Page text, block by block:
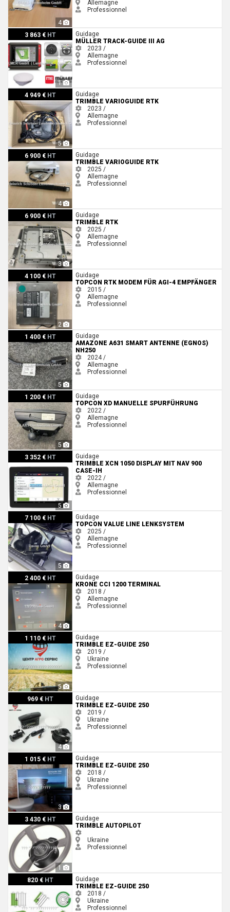
4
Allemagne
Professionnel
3 863 € HT
1
Müller TRACK-Guide III AGGuidage
MÜLLER TRACK-GUIDE III AG
2023 /
Allemagne
Professionnel
4 949 € HT
5
Trimble VARIOGUIDE RTKGuidage
TRIMBLE VARIOGUIDE RTK
2023 /
Allemagne
Professionnel
6 900 € HT
4
Trimble VARIOGUIDE RTKGuidage
TRIMBLE VARIOGUIDE RTK
2025 /
Allemagne
Professionnel
6 900 € HT
3
Trimble RTK
Guidage
TRIMBLE RTK
2025 /
Allemagne
Professionnel
4 100 € HT
2
Topcon RTK Modem für AGI-4 Empfänger
Guidage
TOPCON RTK MODEM FÜR AGI-4 EMPFÄNGER
2015 /
Allemagne
Professionnel
1 400 € HT
5
Amazone A631 Smart Antenne (Egnos) NH250
Guidage
AMAZONE A631 SMART ANTENNE (EGNOS)
NH250
2024 /
Allemagne
Professionnel
1 200 € HT
5
Topcon XD Manuelle Spurführung
Guidage
TOPCON XD MANUELLE SPURFÜHRUNG
2022 /
Allemagne
Professionnel
3 352 € HT
5
Trimble XCN 1050 DISPLAY MIT NAV 900 Case-IH
Guidage
TRIMBLE XCN 1050 DISPLAY MIT NAV 900
CASE-IH
2022 /
Allemagne
Professionnel
7 100 € HT
5
Topcon Value Line Lenksystem
Guidage
TOPCON VALUE LINE LENKSYSTEM
2025 /
Allemagne
Professionnel
2 400 € HT
4
Krone CCI 1200 TerminalGuidage
KRONE CCI 1200 TERMINAL
2018 /
Allemagne
Professionnel
1 110 € HT
5
Trimble EZ-Guide 250
Guidage
TRIMBLE EZ-GUIDE 250
2019 /
Ukraine
Professionnel
969 € HT
4
Trimble EZ-Guide 250
Guidage
TRIMBLE EZ-GUIDE 250
2019 /
Ukraine
Professionnel
1 015 € HT
3
Trimble EZ-Guide 250
Guidage
TRIMBLE EZ-GUIDE 250
2018 /
Ukraine
Professionnel
3 430 € HT
1
Trimble Autopilot
Guidage
TRIMBLE AUTOPILOT
Ukraine
Professionnel
820 € HT
Trimble EZ-Guide 250
Guidage
TRIMBLE EZ-GUIDE 250
2018 /
Ukraine
Professionnel